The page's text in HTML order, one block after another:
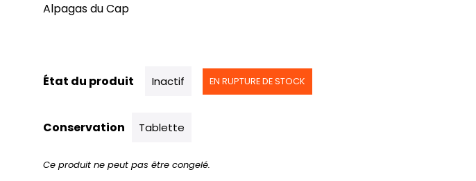
Alpagas du Cap
État du produit Inactif EN RUPTURE DE STOCK
Conservation Tablette
Ce produit ne peut pas être congelé.